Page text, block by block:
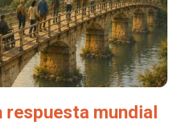
respuesta mundial